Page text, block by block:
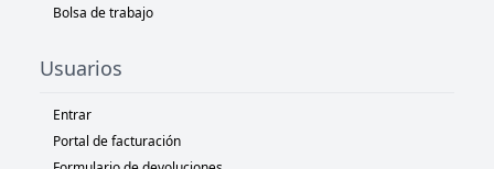
Bolsa de trabajo
Usuarios
Entrar
Portal de facturación